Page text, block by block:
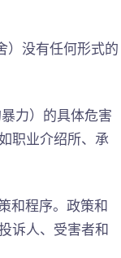
）没有任何形式的
力）的具体危害
职业介绍所、承
和程序。政策和
诉人、受害者和